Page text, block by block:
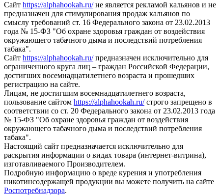
Сайт https://alphahookah.ru/не является рекламой кальянов и не
предназначен для стимулирования продаж кальянов по
смыслу требований ст. 16 Федерального закона от 23.02.2013
года № 15-ФЗ "Об охране здоровья граждан от воздействия
окружающего табачного дыма и последствий потребления
табака".
Сайт https://alphahookah.ru/предназначен исключительно для
ограниченного круга лиц – граждан Российской Федерации,
достигших восемнадцатилетнего возраста и прошедших
регистрацию на сайте.
Лицам, не достигшим восемнадцатилетнего возраста,
пользование сайтом https://alphahookah.ru/строго запрещено в
соответствии со ст. 20 Федерального закона от 23.02.2013 года
№ 15-ФЗ "Об охране здоровья граждан от воздействия
окружающего табачного дыма и последствий потребления
табака".
Настоящий сайт предназначается исключительно для
раскрытия информации о видах товара (интернет-витрина),
изготавливаемого Производителем.
Подробную информацию о вреде курения и употребления
никотинсодержащей продукции вы можете получить на сайте
Роспотребнадзора.